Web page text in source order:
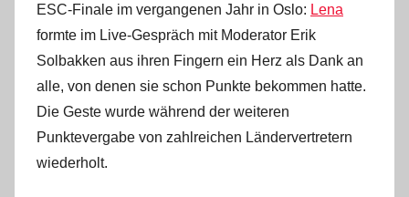
ESC-Finale im vergangenen Jahr in Oslo: Lena
formte im Live-Gespräch mit Moderator Erik
Solbakken aus ihren Fingern ein Herz als Dank an
alle, von denen sie schon Punkte bekommen hatte.
Die Geste wurde während der weiteren
Punktevergabe von zahlreichen Ländervertretern
wiederholt.